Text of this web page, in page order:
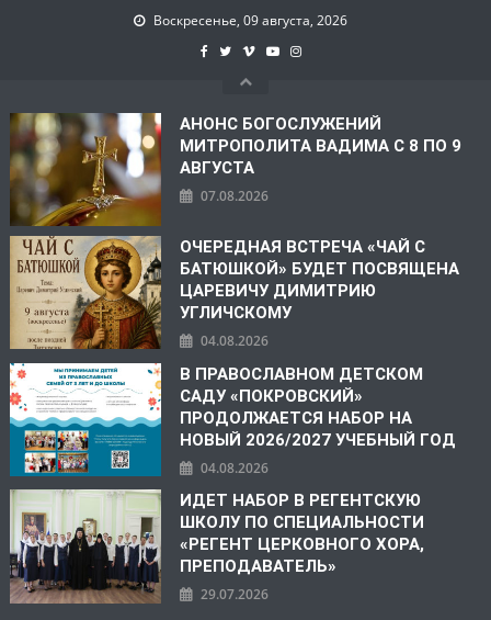
Воскресенье, 09 августа, 2026
АНОНС БОГОСЛУЖЕНИЙ
МИТРОПОЛИТА ВАДИМА С 8 ПО 9
АВГУСТА
07.08.2026
ОЧЕРЕДНАЯ ВСТРЕЧА «ЧАЙ С
БАТЮШКОЙ» БУДЕТ ПОСВЯЩЕНА
ЦАРЕВИЧУ ДИМИТРИЮ
УГЛИЧСКОМУ
04.08.2026
В ПРАВОСЛАВНОМ ДЕТСКОМ
САДУ «ПОКРОВСКИЙ»
ПРОДОЛЖАЕТСЯ НАБОР НА
НОВЫЙ 2026/2027 УЧЕБНЫЙ ГОД
04.08.2026
ИДЕТ НАБОР В РЕГЕНТСКУЮ
ШКОЛУ ПО СПЕЦИАЛЬНОСТИ
«РЕГЕНТ ЦЕРКОВНОГО ХОРА,
ПРЕПОДАВАТЕЛЬ»
29.07.2026